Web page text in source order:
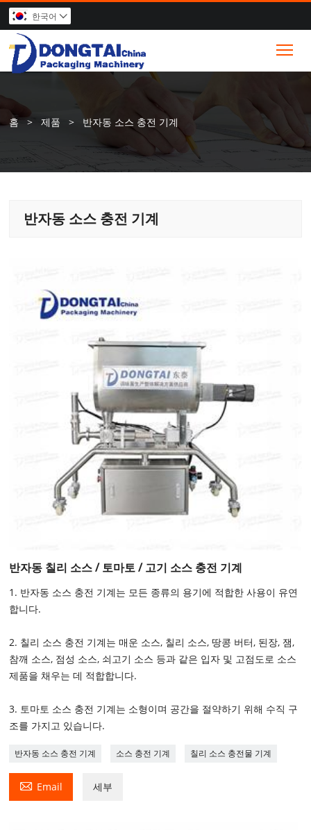
한국어 
홈 > 제품 > 반자동 소스 충전 기계
반자동 소스 충전 기계
반자동 칠리 소스 / 토마토 / 고기 소스 충전 기계
1. 반자동 소스 충전 기계는 모든 종류의 용기에 적합한 사용이 유연
합니다.
2. 칠리 소스 충전 기계는 매운 소스, 칠리 소스, 땅콩 버터, 된장, 잼,
참깨 소스, 점성 소스, 쇠고기 소스 등과 같은 입자 및 고점도로 소스
제품을 채우는 데 적합합니다.
3. 토마토 소스 충전 기계는 소형이며 공간을 절약하기 위해 수직 구
조를 가지고 있습니다.
반자동 소스 충전 기계 소스 충전 기계 칠리 소스 충전물 기계
 Email 세부